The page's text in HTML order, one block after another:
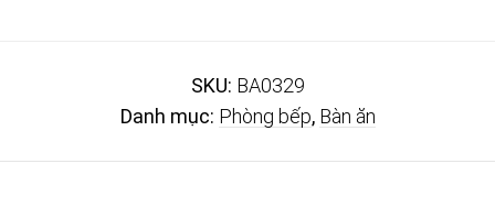
SKU: BA0329
Danh mục: Phòng bếp, Bàn ăn